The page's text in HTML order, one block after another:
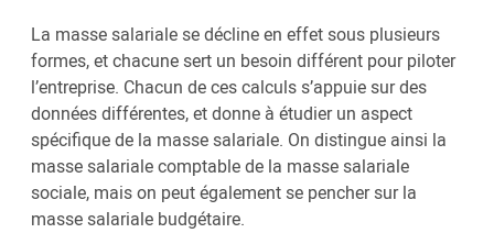
La masse salariale se décline en effet sous plusieurs
formes, et chacune sert un besoin différent pour piloter
l’entreprise. Chacun de ces calculs s’appuie sur des
données différentes, et donne à étudier un aspect
spécifique de la masse salariale. On distingue ainsi la
masse salariale comptable de la masse salariale
sociale, mais on peut également se pencher sur la
masse salariale budgétaire.